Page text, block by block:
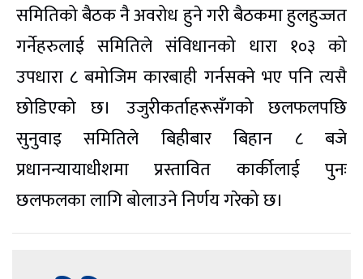
समितिको बैठक नै अवरोध हुने गरी बैठकमा हुलहुज्जत
गर्नेहरुलाई समितिले संविधानको धारा १०३ को
उपधारा ८ बमोजिम कारबाही गर्नसक्ने भए पनि त्यसै
छोडिएको छ। उजुरीकर्ताहरूसँगको छलफलपछि
सुनुवाइ समितिले बिहीबार बिहान ८ बजे
प्रधानन्यायाधीशमा प्रस्तावित कार्कीलाई पुनः
छलफलका लागि बोलाउने निर्णय गरेको छ।